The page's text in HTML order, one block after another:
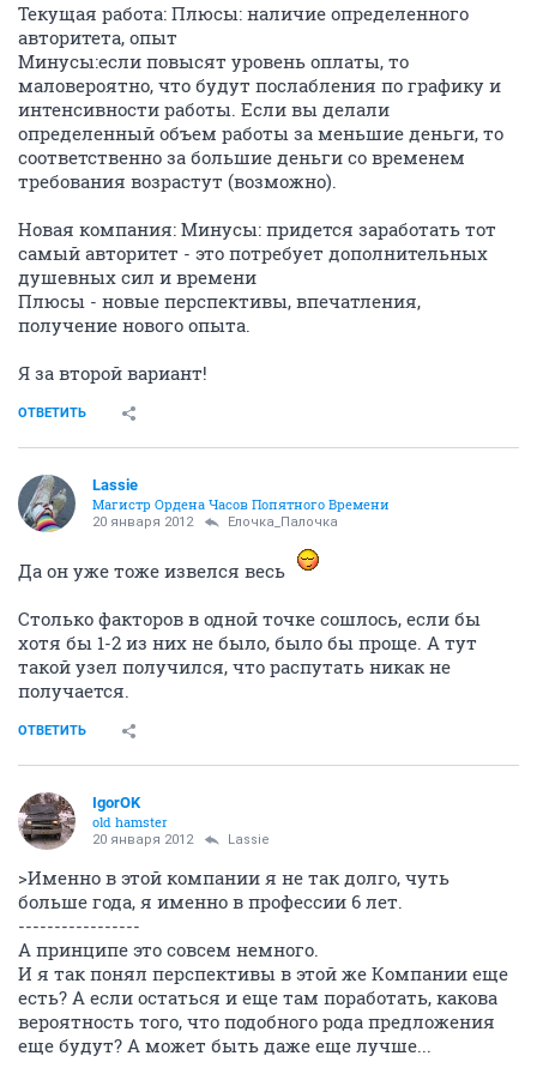
Текущая работа: Плюсы: наличие определенного
авторитета, опыт
Минусы:если повысят уровень оплаты, то
маловероятно, что будут послабления по графику и
интенсивности работы. Если вы делали
определенный объем работы за меньшие деньги, то
соответственно за большие деньги со временем
требования возрастут (возможно).
Новая компания: Минусы: придется заработать тот
самый авторитет - это потребует дополнительных
душевных сил и времени
Плюсы - новые перспективы, впечатления,
получение нового опыта.
Я за второй вариант!
ОТВЕТИТЬ
Lassie
Магистр Ордена Часов Попятного Времени
20 января 2012 Ёлочка_Палочка
Да он уже тоже извелся весь
Столько факторов в одной точке сошлось, если бы
хотя бы 1-2 из них не было, было бы проще. А тут
такой узел получился, что распутать никак не
получается.
ОТВЕТИТЬ
IgorOK
old hamster
20 января 2012 Lassie
>Именно в этой компании я не так долго, чуть
больше года, я именно в профессии 6 лет.
-----------------
А принципе это совсем немного.
И я так понял перспективы в этой же Компании еще
есть? А если остаться и еще там поработать, какова
вероятность того, что подобного рода предложения
еще будут? А может быть даже еще лучше...